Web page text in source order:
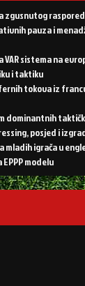
zgusnutog
pauza i
sistema na
i taktiku
tokova iz
dominantnih
posjed i
mladih igrača u
modelu